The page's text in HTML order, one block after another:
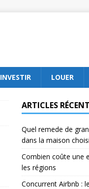
INVESTIR LOUER
ARTICLES
Quel remede de
dans la maison
Combien coûte une
les régions
Concurrent Airbnb :